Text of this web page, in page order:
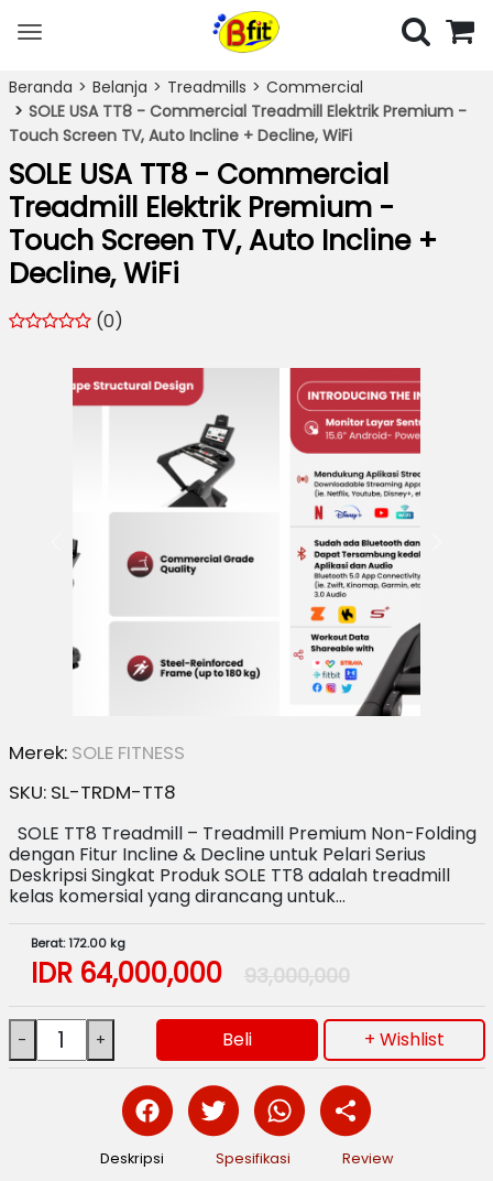
Toggle
Beranda
Belanja Treadmills
Commercial
SOLE USA TT8 - Commercial Treadmill Elektrik Premium -
Touch Screen TV, Auto Incline + Decline, WiFi
SOLE USA TT8 - Commercial
Treadmill Elektrik Premium -
Touch Screen TV, Auto Incline +
Decline, WiFi
(0)
Previous Next
Merek: SOLE FITNESS
SKU: SL-TRDM-TT8
SOLE TT8 Treadmill – Treadmill Premium Non-Folding
dengan Fitur Incline & Decline untuk Pelari Serius
Deskripsi Singkat Produk SOLE TT8 adalah treadmill
kelas komersial yang dirancang untuk…
Berat: 172.00 kg
IDR 64,000,000 93,000,000
Beli + Wishlist
Deskripsi Spesifikasi Review